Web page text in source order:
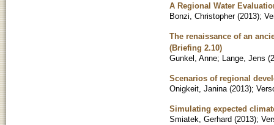
A Regional Water
Bonzi, Christopher (2013);
The renaissance of an
(Briefing 2.10)
Gunkel, Anne; Lange, Jens (
Scenarios of regional
Onigkeit, Janina (2013);
Simulating expected
Smiatek, Gerhard (2013);